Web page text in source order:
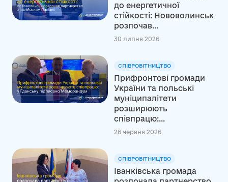
до енергетичної
стійкості: Нововолинськ
розпочав...
30 липня 2026
СПІВРОБІТНИЦТВО
Прифронтові громади
України та польські
муніципалітети
розширюють
співпрацю:...
26 червня 2026
СПІВРОБІТНИЦТВО
Іванківська громада